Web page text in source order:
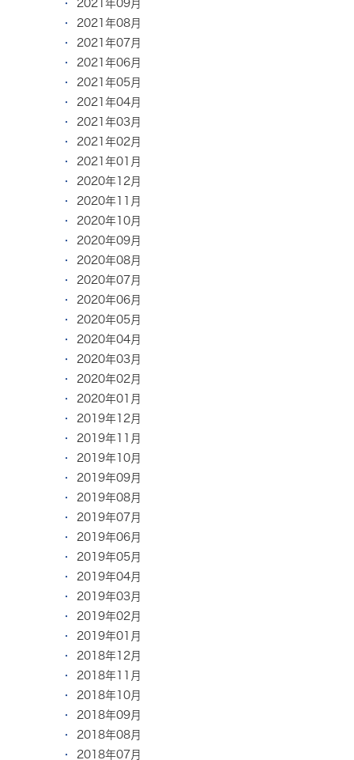
2021年09月
2021年08月
2021年07月
2021年06月
2021年05月
2021年04月
2021年03月
2021年02月
2021年01月
2020年12月
2020年11月
2020年10月
2020年09月
2020年08月
2020年07月
2020年06月
2020年05月
2020年04月
2020年03月
2020年02月
2020年01月
2019年12月
2019年11月
2019年10月
2019年09月
2019年08月
2019年07月
2019年06月
2019年05月
2019年04月
2019年03月
2019年02月
2019年01月
2018年12月
2018年11月
2018年10月
2018年09月
2018年08月
2018年07月